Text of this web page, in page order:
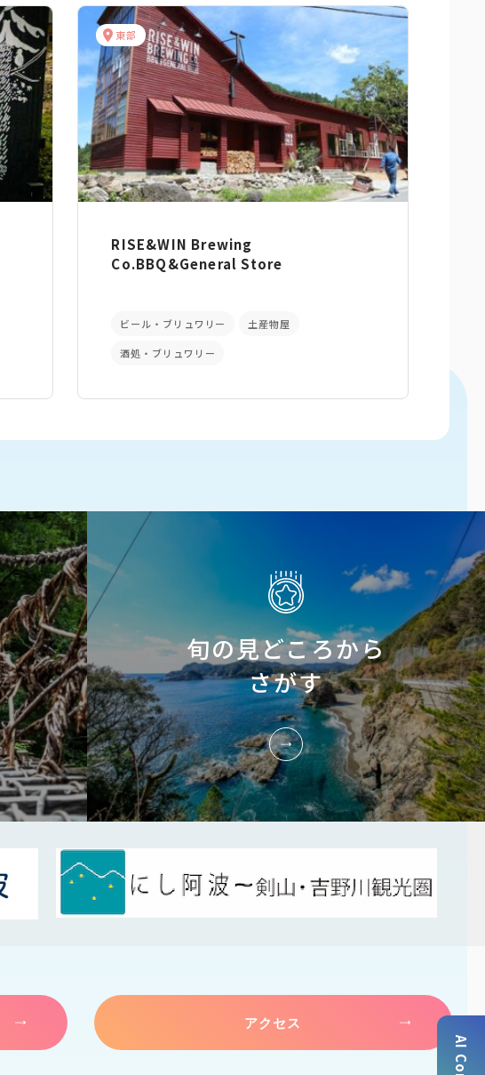
東部
RISE&WIN Brewing
Co.BBQ&General Store
ビール・ブリュワリー 土産物屋
酒処・ブリュワリー
旬の見どころから
さがす
アクセス